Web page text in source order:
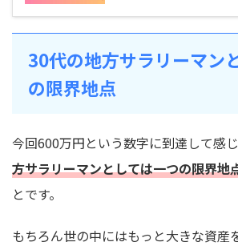
30代の地方サラリーマン
の限界地点
今回600万円という数字に到達して感じ
方サラリーマンとしては一つの限界地
とです。
もちろん世の中にはもっと大きな資産